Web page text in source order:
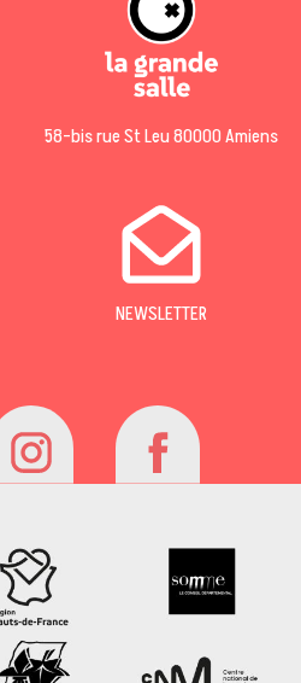
58-bis rue St Leu 80000 Amiens
NEWSLETTER